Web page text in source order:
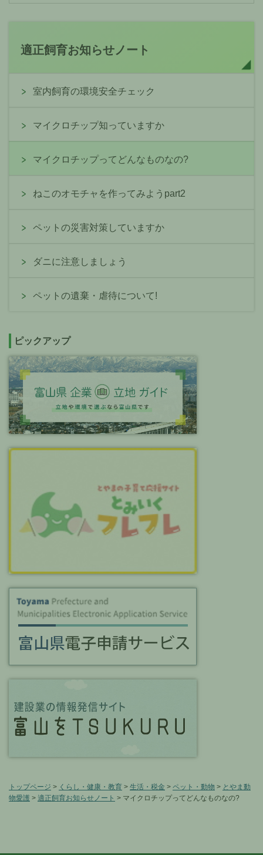
適正飼育お知らせノート
室内飼育の環境安全チェック
マイクロチップ知っていますか
マイクロチップってどんなものなの?
ねこのオモチャを作ってみようpart2
ペットの災害対策していますか
ダニに注意しましょう
ペットの遺棄・虐待について!
ピックアップ
トップページ > くらし・健康・教育 > 生活・税金 > ペット・動物 > とやま動
物愛護 > 適正飼育お知らせノート > マイクロチップってどんなものなの?